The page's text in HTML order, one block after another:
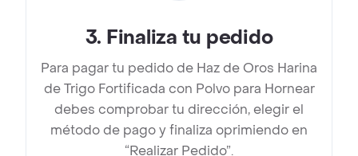
3. Finaliza tu pedido
Para pagar tu pedido de Haz de Oros Harina
de Trigo Fortificada con Polvo para Hornear
debes comprobar tu dirección, elegir el
método de pago y finaliza oprimiendo en
“Realizar Pedido”.